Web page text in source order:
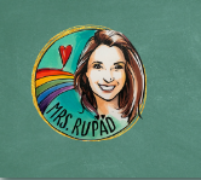
Zum
Inhalt
springen